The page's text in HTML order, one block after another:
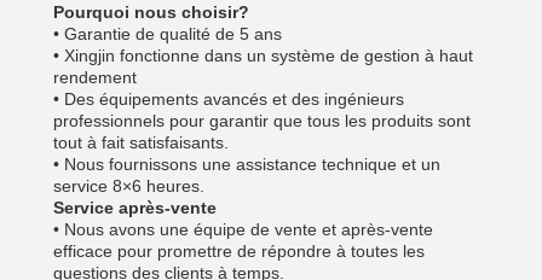
Pourquoi nous choisir?
• Garantie de qualité de 5 ans
• Xingjin fonctionne dans un système de gestion à haut
rendement
• Des équipements avancés et des ingénieurs
professionnels pour garantir que tous les produits sont
tout à fait satisfaisants.
• Nous fournissons une assistance technique et un
service 8×6 heures.
Service après-vente
• Nous avons une équipe de vente et après-vente
efficace pour promettre de répondre à toutes les
questions des clients à temps.